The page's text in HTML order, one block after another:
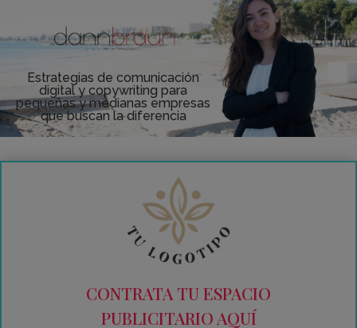
Estrategias de comunicación
digital y copywriting para
pequeñas y medianas empresas
que buscan la diferencia
CONTRATA TU ESPACIO
PUBLICITARIO AQUÍ